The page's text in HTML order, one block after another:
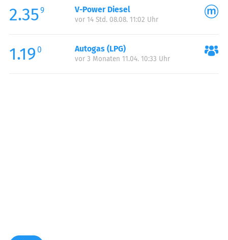
2.359 V-Power Diesel
vor 14 Std. 08.08. 11:02 Uhr
1.19 0 Autogas (LPG)
vor 3 Monaten 11.04. 10:33 Uhr